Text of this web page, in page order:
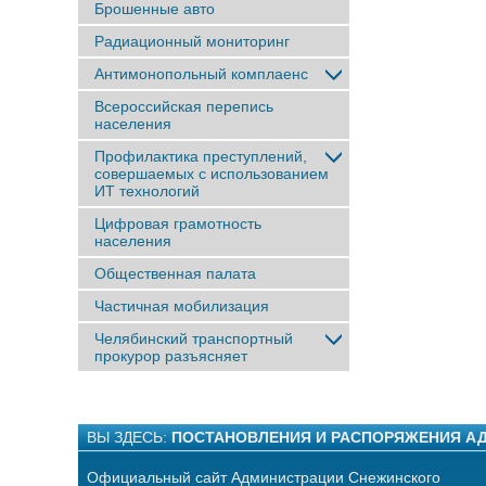
Брошенные авто
Радиационный мониторинг
Антимонопольный комплаенс
Всероссийская перепись
населения
Профилактика преступлений,
совершаемых с использованием
ИТ технологий
Цифровая грамотность
населения
Общественная палата
Частичная мобилизация
Челябинский транспортный
прокурор разъясняет
ВЫ ЗДЕСЬ: ПОСТАНОВЛЕНИЯ И РАСПОРЯЖЕНИЯ
Официальный сайт Администрации Снежинского